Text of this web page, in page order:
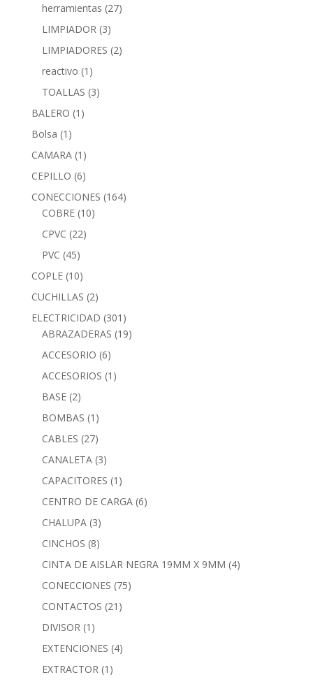
herramientas (27)
LIMPIADOR (3)
LIMPIADORES (2)
reactivo (1)
TOALLAS (3)
BALERO (1)
Bolsa (1)
CAMARA (1)
CEPILLO (6)
CONECCIONES (164)
COBRE (10)
CPVC (22)
PVC (45)
COPLE (10)
CUCHILLAS (2)
ELECTRICIDAD (301)
ABRAZADERAS (19)
ACCESORIO (6)
ACCESORIOS (1)
BASE (2)
BOMBAS (1)
CABLES (27)
CANALETA (3)
CAPACITORES (1)
CENTRO DE CARGA (6)
CHALUPA (3)
CINCHOS (8)
CINTA DE AISLAR NEGRA 19MM X 9MM (4)
CONECCIONES (75)
CONTACTOS (21)
DIVISOR (1)
EXTENCIONES (4)
EXTRACTOR (1)